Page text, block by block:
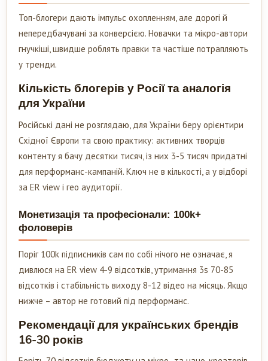
Топ-блогери дають імпульс охопленням, але дорогі й
непередбачувані за конверсією. Новачки та мікро-автори
гнучкіші, швидше роблять правки та частіше потрапляють
у тренди.
Кількість блогерів у Росії та аналогія
для України
Російські дані не розглядаю, для України беру орієнтири
Східної Європи та свою практику: активних творців
контенту я бачу десятки тисяч, із них 3-5 тисяч придатні
для перформанс-кампаній. Ключ не в кількості, а у відборі
за ER view і гео аудиторії.
Монетизація та професіонали: 100k+
фоловерів
Поріг 100k підписників сам по собі нічого не означає, я
дивлюся на ER view 4-9 відсотків, утримання 3s 70-85
відсотків і стабільність виходу 8-12 відео на місяць. Якщо
нижче – автор не готовий під перформанс.
Рекомендації для українських брендів
16-30 років